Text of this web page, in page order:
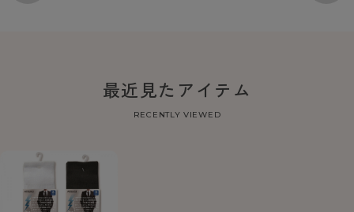
最近見たアイテム
RECENTLY VIEWED